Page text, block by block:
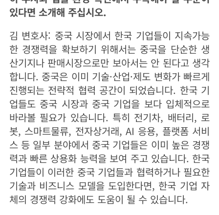
있다면 소개해 주십시오.
김 변호사: 중국 시장에서 한국 기업들이 지속가능
한 경쟁력을 확보하기 위해서는 중국을 단순한 생
산기지나 판매시장으로만 보아서는 안 된다고 생각
합니다. 중국은 이미 기술·산업·제도 변화가 빠르게
진행되는 전략적 협력 공간이 되었습니다. 한국 기
업들도 중국 시장과 중국 기업을 보다 입체적으로
바라볼 필요가 있습니다. 특히 전기차, 배터리, 로
봇, 스마트물류, 전자상거래, AI 응용, 플랫폼 서비
스 등 일부 분야에서 중국 기업들은 이미 높은 경쟁
력과 빠른 상용화 능력을 보여 주고 있습니다. 한국
기업들이 이러한 중국 기업들과 협력하거나 필요한
기술과 비즈니스 모델을 도입한다면, 한국 기업 자
체의 경쟁력 강화에도 도움이 될 수 있습니다.